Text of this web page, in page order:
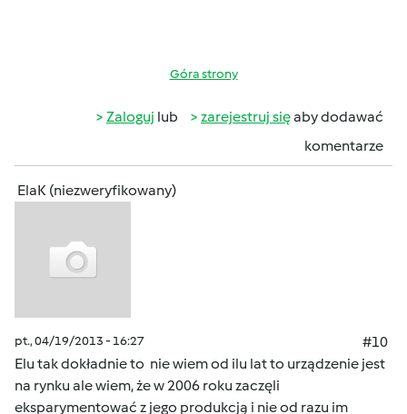
Góra strony
Zaloguj lub zarejestruj sięaby dodawać
komentarze
ElaK (niezweryfikowany)
pt., 04/19/2013 - 16:27
#10
Elu tak dokładnie to nie wiem od ilu lat to urządzenie jest
na rynku ale wiem, że w 2006 roku zaczęli
eksparymentować z jego produkcją i nie od razu im